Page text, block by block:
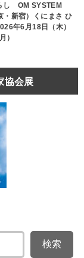
し OM SYSTEM
・新宿）くにまさ ひ
年6月18日（木）
月）
協会展
検索